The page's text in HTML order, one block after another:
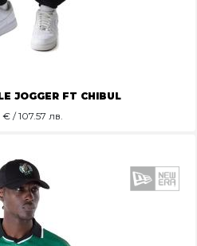
JOGGER FT CHIBUL
€ / 107.57 лв.